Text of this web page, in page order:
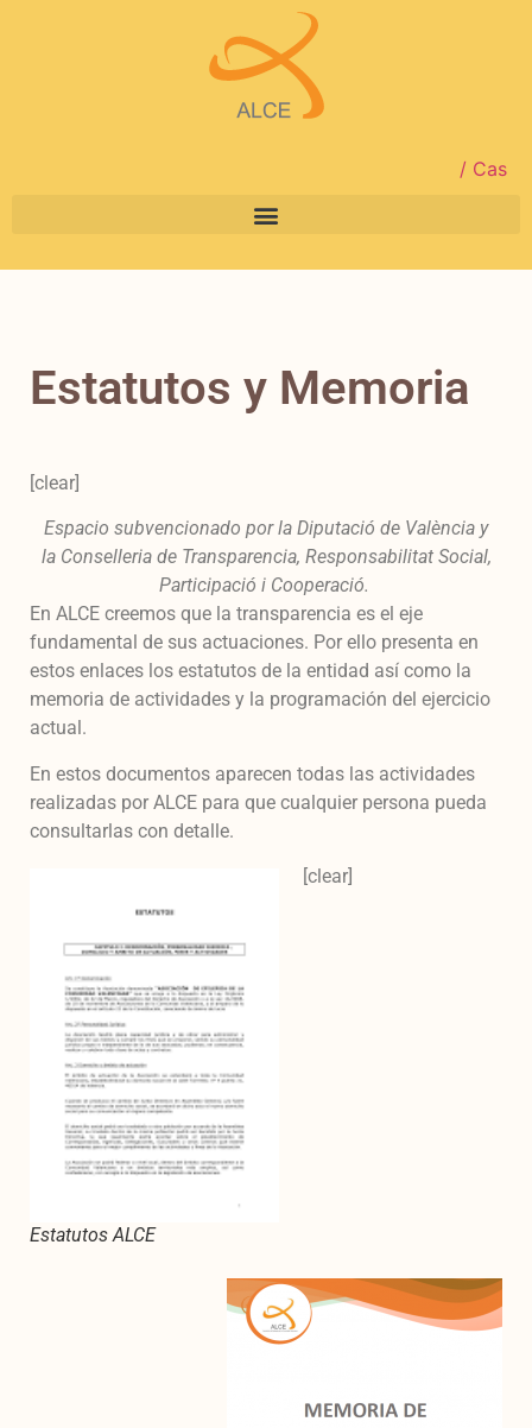
/ Cas
Estatutos y Memoria
[clear]
Espacio subvencionado por la Diputació de València y
la Conselleria de Transparencia, Responsabilitat Social,
Participació i Cooperació.
En ALCE creemos que la transparencia es el eje
fundamental de sus actuaciones. Por ello presenta en
estos enlaces los estatutos de la entidad así como la
memoria de actividades y la programación del ejercicio
actual.
En estos documentos aparecen todas las actividades
realizadas por ALCE para que cualquier persona pueda
consultarlas con detalle.
Estatutos ALCE
[clear]